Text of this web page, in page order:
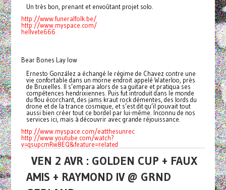
Un très bon, prenant et envoûtant projet solo.
http://www.funeralfolk.be/
http://www.myspace.com/
hellvete666
Bear Bones Lay low
Ernesto González a échangé le régime de Chavez contre une
vie confortable dans un morne endroit appelé Waterloo, près
de Bruxelles. Il s’empara alors de sa guitare et pratiqua ses
compétences hendrixiennes. Puis fut introduit dans le monde
du flou écorchant, des jams kraut rock démentes, des lords du
drone et de la trance cosmique, et s’est dit qu’il pouvait tout
aussi bien créer tout ce bordel par lui-même. Inconnu de nos
services ici, mais à découvrir avec grande réjouissance.
http://www.myspace.com/eatthesunrec
http://www.youtube.com/watch?
v=qsupcmRw8EQ&feature=related
VEN 2 AVR : GOLDEN CUP + FAUX
AMIS + RAYMOND IV @ GRND